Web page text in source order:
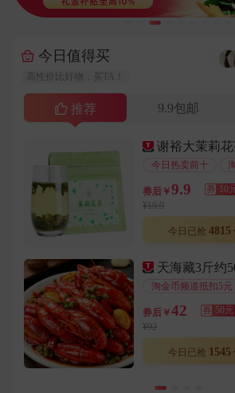
用户178****6789在2分钟前下单
用户184****5715在8分钟前下单
用户156****8155在8分钟前下单
用户181****3371在1分钟前下单
用户138****3119在4分钟前下单
用户136****2306在5分钟前下单
用户189****9221在4分钟前下单
用户159****9558在2分钟前下单
用户176****2084在9分钟前下单
用户189****4093在6分钟前下单
用户134****4068在5分钟前下单
用户139****2173在4分钟前下单
用户153****6764在5分钟前下单
用户155****8845在9分钟前下单
用户151****3494在4分钟前下单
用户158****7428在6分钟前下单
今日值得买
高性价比好物，买TA！
推荐 9.9包邮
谢裕大茉莉
今日热卖前十
券后￥9.9 券 10
¥19.9
今日已抢4815
淘金币频道抵扣5元
券后￥42 券 50元
¥92
今日已抢 1545